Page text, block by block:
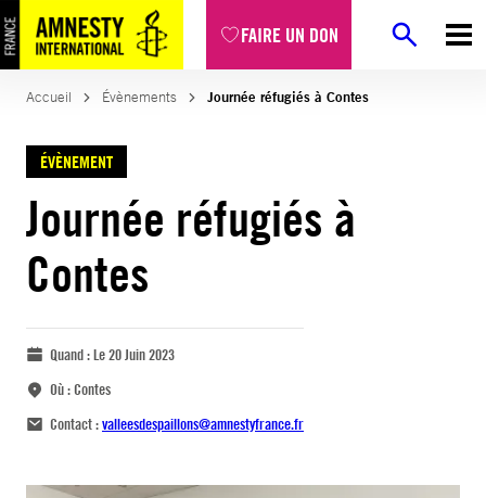
FAIRE UN DON
Accueil Évènements Journée réfugiés à Contes
ÉVÈNEMENT
Journée réfugiés à
Contes
Quand :Le 20 Juin 2023
Où :Contes
Contact :valleesdespaillons@amnestyfrance.fr